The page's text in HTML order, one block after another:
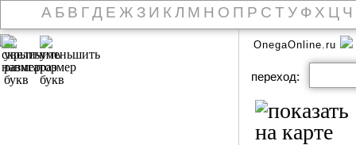
А Б В Г Д Е Ж З И К Л М Н О П Р С Т У Ф Х Ц Ч
OnegaOnline.ru
переход: